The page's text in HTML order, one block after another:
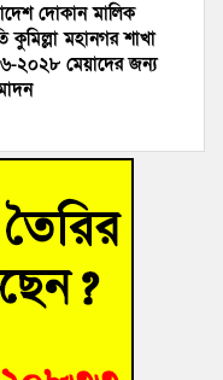
দোকান মালিক
কুমিল্লা মহানগর শাখা
২০২৮ মেয়াদের জন্য